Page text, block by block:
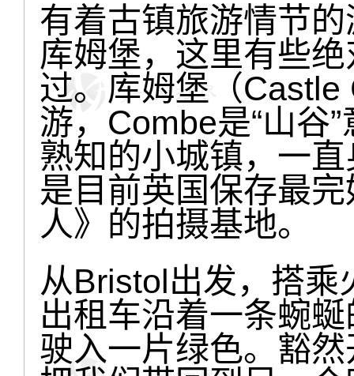
有着古镇旅游情节
库姆堡，这里有些
过。库姆堡（
游，Combe是“山谷
熟知的小城镇，一
是目前英国保存最
人》的拍摄基地。
从Bristol出发，搭
出租车沿着一条蜿
驶入一片绿色。豁